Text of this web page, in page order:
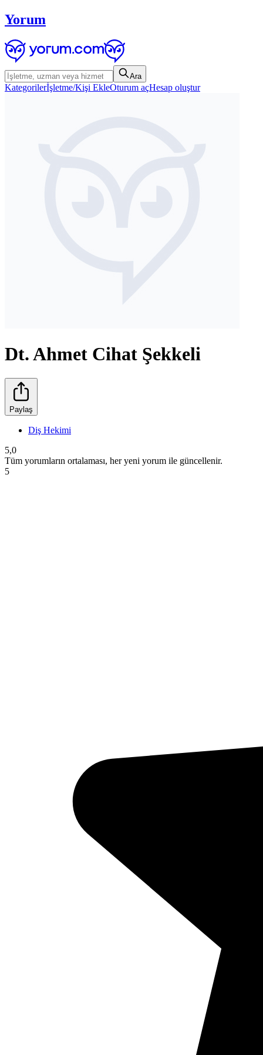
Yorum
Ara
Kategorilerİşletme/Kişi EkleOturum açHesap oluştur
Dt. Ahmet Cihat Şekkeli
Paylaş
Diş Hekimi
5,0
Tüm yorumların ortalaması, her yeni yorum ile güncellenir.
5